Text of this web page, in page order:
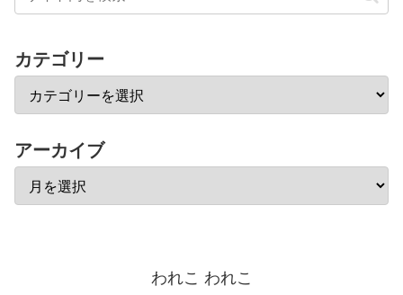
カテゴリー
アーカイブ
われこ われこ